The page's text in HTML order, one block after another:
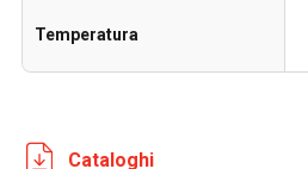
Temperatura
Cataloghi